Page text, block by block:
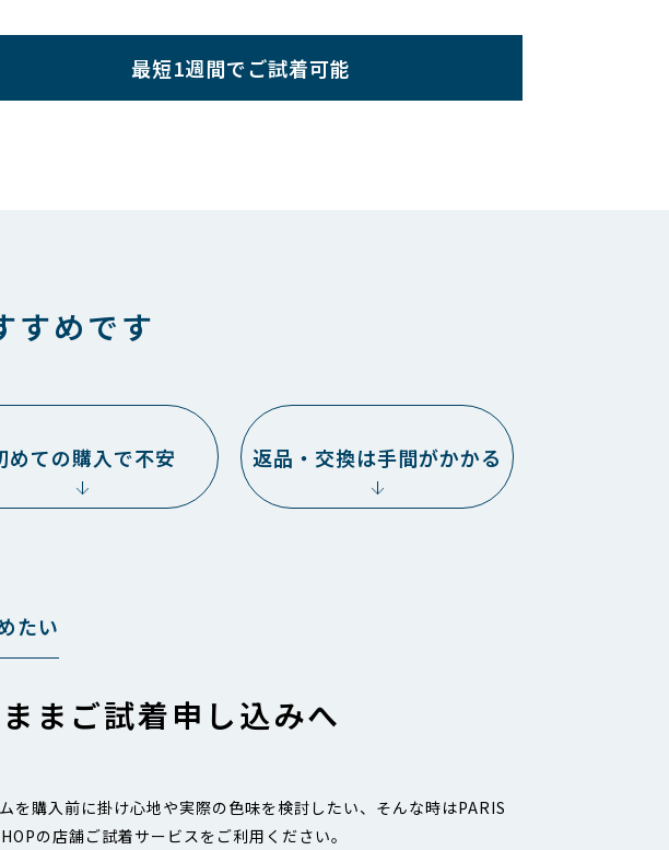
最短1週間でご試着可能
すめです
めての購入で不安 返品・交換は手間がかかる
たい
まご試着申し込みへ
を購入前に掛け心地や実際の色味を検討したい、そんな時はPARIS
の店舗ご試着サービスをご利用ください。